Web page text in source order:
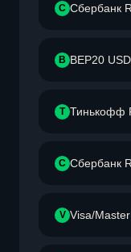
С Сбербанк
B BEP20
Т Тинькофф
С Сбербанк
V Visa/Master